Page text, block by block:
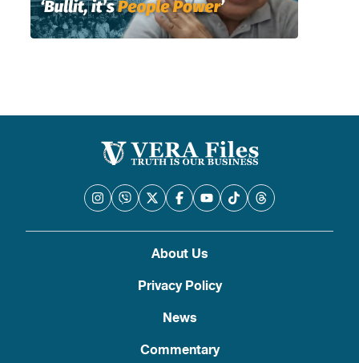
About Us
Privacy Policy
News
Commentary